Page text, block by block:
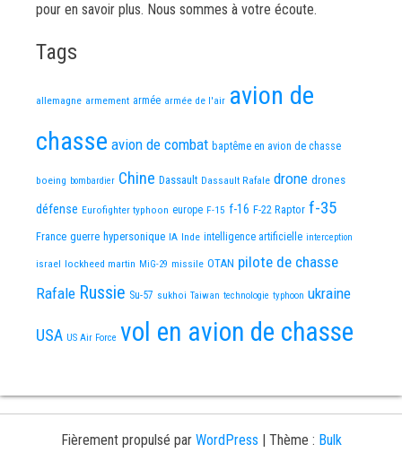
pour en savoir plus. Nous sommes à votre écoute.
Tags
allemagne armement armée armée de l'air avion de
chasse avion de combat baptême en avion de chasse
boeing bombardier Chine Dassault Dassault Rafale drone drones
défense Eurofighter typhoon europe F-15 f-16 F-22 Raptor f-35
France guerre hypersonique IA Inde intelligence artificielle interception
israel lockheed martin MiG-29 missile OTAN pilote de chasse
Rafale Russie Su-57 sukhoi Taiwan technologie typhoon ukraine
USA US Air Force vol en avion de chasse
Fièrement propulsé par WordPress | Thème : Bulk